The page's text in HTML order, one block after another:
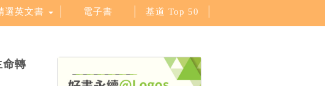
選英文書 電子書 基道 Top 50
命轉